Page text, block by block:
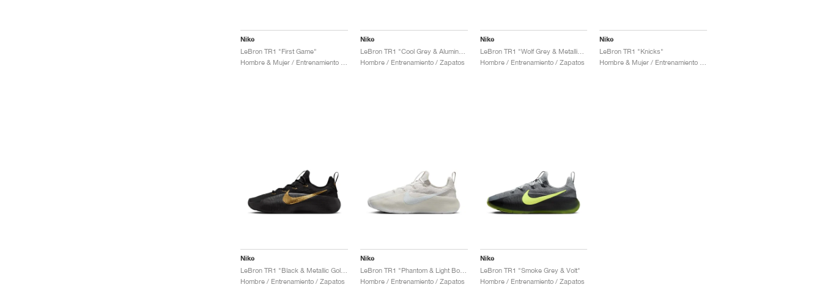
Nike
LeBron TR1 "First Game"
Nike
LeBron TR1 "Cool Grey & Aluminum"
Hombre / Entrenamiento / Zapatos
Nike
LeBron TR1 "Wolf Grey & Metallic Gold"
Hombre / Entrenamiento / Zapatos
Nike
LeBron TR1 "Knicks"
Nike
Hombre / Entrenamiento / Zapatos
Nike
LeBron TR1 "Phantom & Light Bone"
Hombre / Entrenamiento / Zapatos
Nike
LeBron TR1 "Smoke Grey & Volt"
Hombre / Entrenamiento / Zapatos